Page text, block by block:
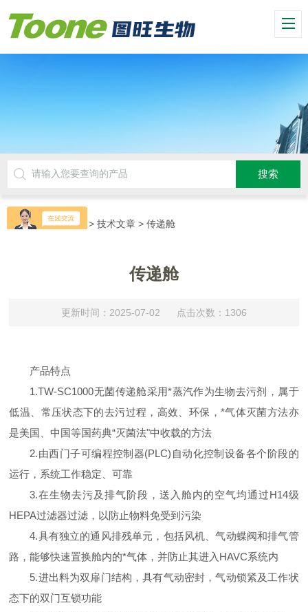
当前位置：首页 >技术文章 > 传递舱
传递舱
更新时间：2025-07-02 点击次数：1306
产品特点
1.TW-SC1000无菌传递舱采用*蒸汽作为生物去污剂，属于
低温、常压状态下的去污过程，高效、环保，*气体灭菌方法亦
是美国、中国等国药典“灭菌法"中收载的方法
2.由西门子可编程控制器(PLC)自动化控制设备各个阶段的
运行，系统工作稳定、可靠
3.在生物去污及排气阶段，送入舱内的空气均通过H14级
HEPA过滤器过滤，以防止物料免受到污染
4.具有独立的通风排残单元，包括风机、气动蝶阀和排气管
路，能够快速置换舱内的*气体，并防止其进入HAVC系统内
5.进出料为双扉门结构，具有气动密封，气动锁紧及工作状
态下的双门互锁功能